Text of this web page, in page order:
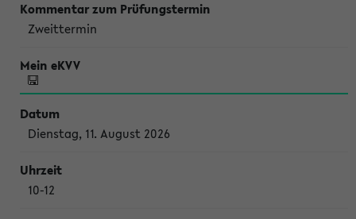
Zweittermin
Dienstag, 11. August 2026
10-12